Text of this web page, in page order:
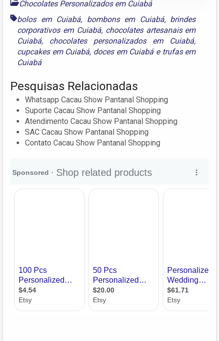
Chocolates Personalizados em Cuiabá
bolos em Cuiabá, bombons em Cuiabá, brindes
corporativos em Cuiabá, chocolates artesanais em
Cuiabá, chocolates personalizados em Cuiabá,
cupcakes em Cuiabá, doces em Cuiabáe trufas em
Cuiabá
Pesquisas Relacionadas
Whatsapp Cacau Show Pantanal Shopping
Suporte Cacau Show Pantanal Shopping
Atendimento Cacau Show Pantanal Shopping
SAC Cacau Show Pantanal Shopping
Contato Cacau Show Pantanal Shopping